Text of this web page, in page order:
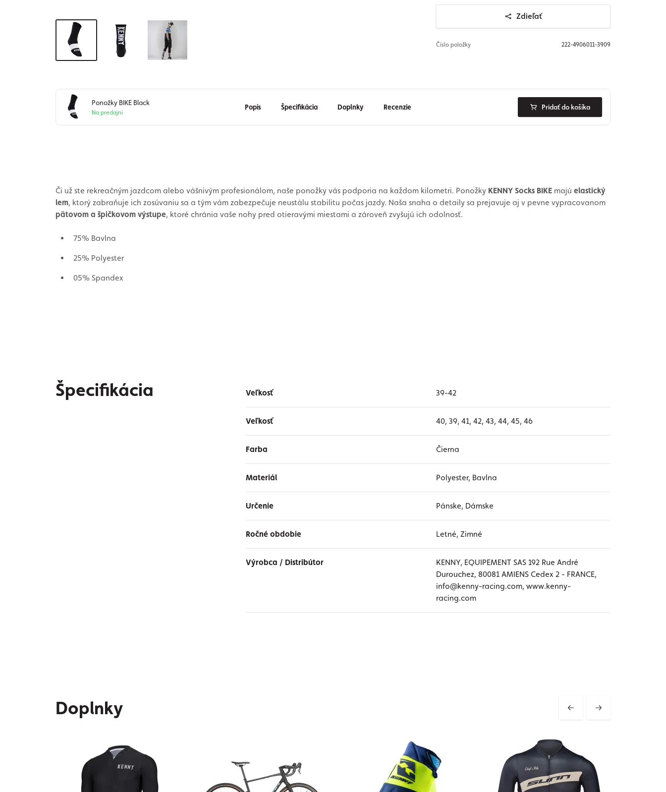
Zdieľať
Číslo položky 222-4906011-3909
Ponožky BIKE Black
Na predajni
Popis Špecifikácia Doplnky Recenzie Pridať do košíka
Či už ste rekreačným jazdcom alebo vášnivým profesionálom, naše ponožky vás podporia na každom kilometri. Ponožky KENNY Socks BIKE majú elastický
lem, ktorý zabraňuje ich zosúvaniu sa a tým vám zabezpečuje neustálu stabilitu počas jazdy. Naša snaha o detaily sa prejavuje aj v pevne vypracovanom
pätovom a špičkovom výstupe, ktoré chránia vaše nohy pred otieravými miestami a zároveň zvyšujú ich odolnosť.
75% Bavlna
25% Polyester
05% Spandex
Špecifikácia Veľkosť 39-42
Veľkosť 40, 39, 41, 42, 43, 44, 45, 46
Farba Čierna
Materiál Polyester, Bavlna
Určenie Pánske, Dámske
Ročné obdobie Letné, Zimné
Výrobca / Distribútor
KENNY, EQUIPEMENT SAS 192 Rue André
Durouchez, 80081 AMIENS Cedex 2 - FRANCE,
info@kenny-racing.com, www.kenny-
racing.com
Doplnky